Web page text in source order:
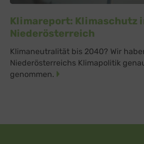
Klimareport: Klimaschutz
Niederösterreich
Klimaneutralität bis 2040? Wir
Niederösterreichs Klimapolitik
genommen.